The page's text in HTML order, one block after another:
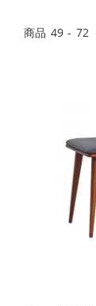
商品 49 - 72